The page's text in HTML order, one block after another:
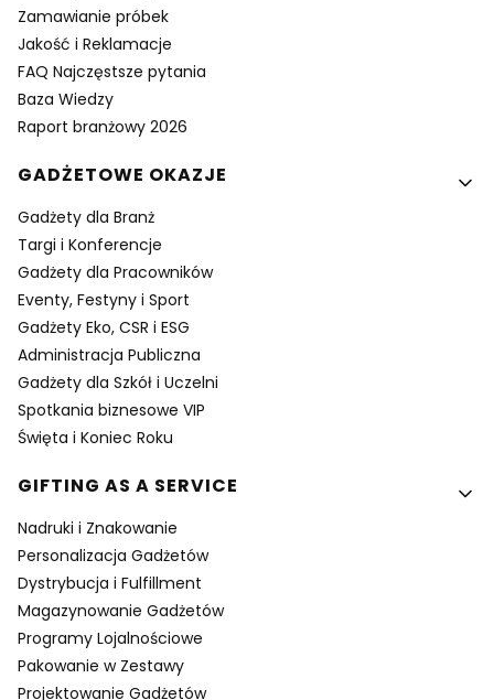
Zamawianie próbek
Jakość i Reklamacje
FAQ Najczęstsze pytania
Baza Wiedzy
Raport branżowy 2026
GADŻETOWE OKAZJE
Gadżety dla Branż
Targi i Konferencje
Gadżety dla Pracowników
Eventy, Festyny i Sport
Gadżety Eko, CSR i ESG
Administracja Publiczna
Gadżety dla Szkół i Uczelni
Spotkania biznesowe VIP
Święta i Koniec Roku
GIFTING AS A SERVICE
Nadruki i Znakowanie
Personalizacja Gadżetów
Dystrybucja i Fulfillment
Magazynowanie Gadżetów
Programy Lojalnościowe
Pakowanie w Zestawy
Projektowanie Gadżetów